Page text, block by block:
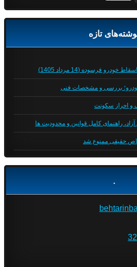
تازه
فرسوده (14 مرداد 1405)
و احراز سکونت
راهنمای کامل قوانین و محدودیت ها
حقیقی ممنوع شد
.